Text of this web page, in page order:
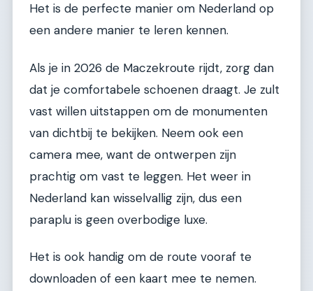
Het is de perfecte manier om Nederland op
een andere manier te leren kennen.
Als je in 2026 de Maczekroute rijdt, zorg dan
dat je comfortabele schoenen draagt. Je zult
vast willen uitstappen om de monumenten
van dichtbij te bekijken. Neem ook een
camera mee, want de ontwerpen zijn
prachtig om vast te leggen. Het weer in
Nederland kan wisselvallig zijn, dus een
paraplu is geen overbodige luxe.
Het is ook handig om de route vooraf te
downloaden of een kaart mee te nemen.